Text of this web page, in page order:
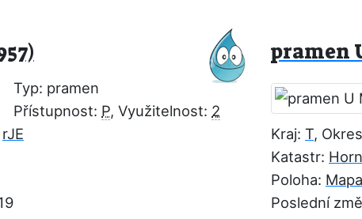
Typ: pramen
Přístupnost: P, Využitelnost: 2
rJE
pramen
Kraj: T,
Katastr:
Poloha: Mapa
Poslední